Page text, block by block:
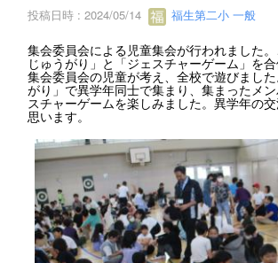
投稿日時 : 2024/05/14 福生第二小 一般
集会委員会による児童集会が行われました
じゅうがり」と「ジェスチャーゲーム」を
集会委員会の児童が考え、全校で遊びまし
がり」で異学年同士で集まり、集まったメ
スチャーゲームを楽しみました。異学年の
思います。